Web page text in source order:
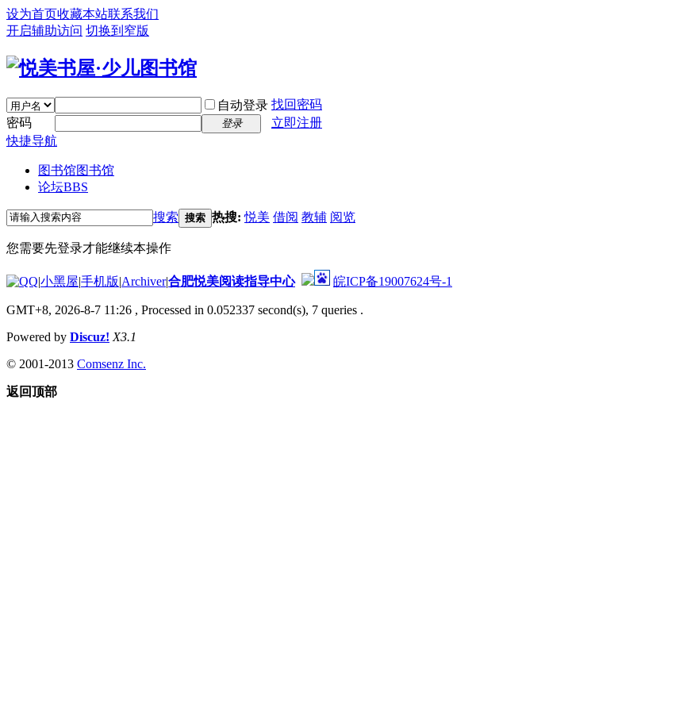
设为首页收藏本站联系我们
开启辅助访问 切换到窄版
自动登录 找回密码
密码
登录
立即注册
快捷导航
图书馆图书馆
论坛BBS
搜索 搜索 热搜:悦美 借阅 教辅 阅览
您需要先登录才能继续本操作
|小黑屋|手机版|Archiver|合肥悦美阅读指导中心 皖ICP备19007624号-1
GMT+8, 2026-8-7 11:26 , Processed in 0.052337 second(s), 7 queries .
Powered by Discuz! X3.1
© 2001-2013 Comsenz Inc.
返回顶部